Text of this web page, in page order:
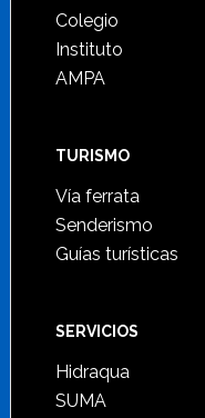
Colegio
Instituto
AMPA
TURISMO
Vía ferrata
Senderismo
Guías turísticas
SERVICIOS
Hidraqua
SUMA